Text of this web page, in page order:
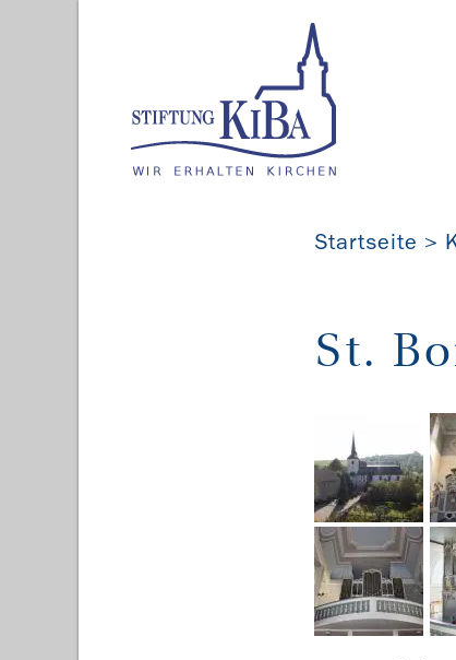
Startseite
St.